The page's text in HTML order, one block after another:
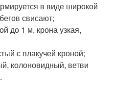
в виде широкой
свисают;
до 1 м, крона узкая,
с плакучей кроной;
колоновидный, ветви